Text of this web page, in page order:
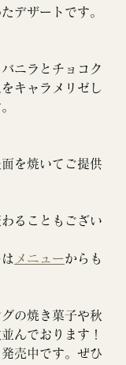
デザートです。
ニラとチョコク
キャラメリゼし
を焼いてご提供
ることもござい
メニューからも
の焼き菓子や秋
んでおります！
売中です。 ぜひ